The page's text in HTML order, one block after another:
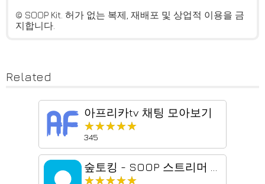
© SOOP Kit. 허가 없는 복제, 재배포 및 상업적 이용을 금
지합니다.
Related
아프리카tv 채팅 모아보기
★★★★★
★★★★★
345
★★★★★
★★★★★